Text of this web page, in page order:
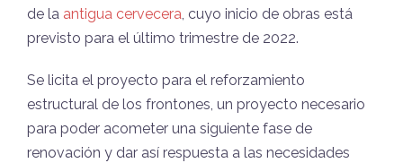
de la antigua cervecera, cuyo inicio de obras está
previsto para el último trimestre de 2022.
Se licita el proyecto para el reforzamiento
estructural de los frontones, un proyecto necesario
para poder acometer una siguiente fase de
renovación y dar así respuesta a las necesidades